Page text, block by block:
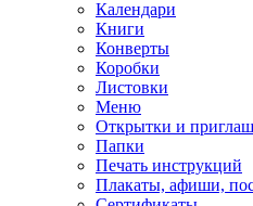
Календари
Книги
Конверты
Коробки
Листовки
Меню
Открытки и
Папки
Печать инструкций
Плакаты, афиши,